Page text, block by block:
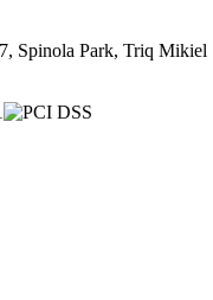
Spinola Park, Triq Mikiel